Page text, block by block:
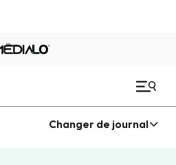
Changer de journal